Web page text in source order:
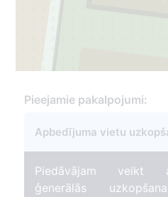
Pieejamie pakalpojumi:
Apbedījuma vietu
Piedāvājam veikt
ģenerālās